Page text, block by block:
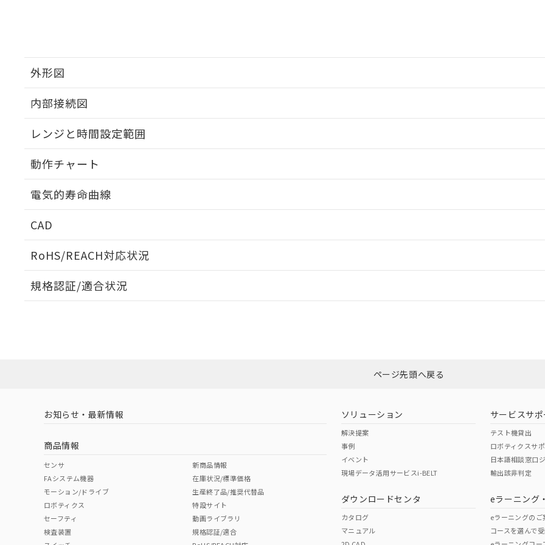
外形図
内部接続図
レンジと時間設定範囲
動作チャート
電気的寿命曲線
CAD
RoHS/REACH対応状況
EU RoHS 注意事項・凡例
ダウンロードはこちら
中国 RoHS 注意事項・凡例
中国 RoHS表
Pb Hg Cr(VI)
規格認証/適合状況
（イギリス
（ノルウェー
（日本
（アメリカ
この製品の規格認証/適合
その他の認証はこちらのページからご
ページ先頭へ戻る
お知らせ・最新情報
商品情報
センサ
FAシステム機器
モーション/ドライブ
ロボティクス
セーフティ
検査装置
新商品情報
在庫状況/標準価格
生産終了品/推奨代替品
特設サイト
動画ライブラリ
規格認証/適合
ソリューション
解決提案
事例
イベント
現場データ活用サービスi-BELT
ダウンロードセンタ
カタログ
マニュアル
サービスサポ
テスト機貸出
ロボティクスサ
日本語相談窓口
輸出該非判定
eラーニング
eラーニングのご
コースを選んで